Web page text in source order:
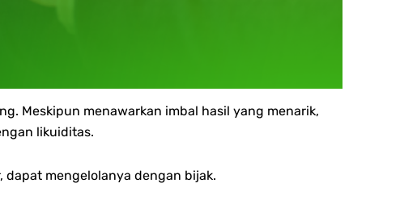
Meskipun menawarkan imbal hasil yang menarik,
likuiditas.
dapat mengelolanya dengan bijak.